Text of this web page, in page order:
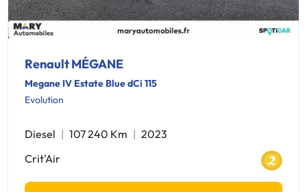
Renault MÉGANE
Megane IV Estate Blue dCi 115
Evolution
Diesel 107 240 Km
2023
Crit'Air